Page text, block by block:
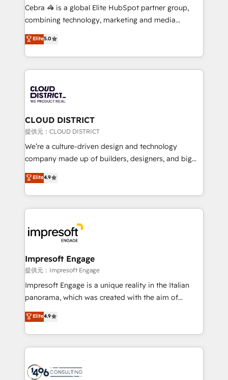
boost with a new HubSpot site Recognized leaders:
🏆 HubSpot Platform Migration Impact Award 🏆
Inbound Campaign of the Year 🏆 Gold AVA Digital
Award for Best Website 🌟 Accreditations: CRM
Cebra 🦓 is a global Elite HubSpot partner group,
combining technology, marketing and media
expertise across Latin America and Southern
Europe, with teams across 7 countries. Born in Chile,
we combine local insight with international reach to
help businesses grow through technology, creativity,
500+ HubSpot implementations, building end-to-
end solutions that integrate CRM, AI automation,
inbound and loop marketing, content, and digital
creativity. Our multicultural team works in Spanish,
Portuguese, and English to design scalable strategies
that drive measurable growth. 🌎 Highlights: • 10+
Platform Migration Excellence. • Top 3 Partner of the
Year LATAM 2022, 2023, 2024, 2025. • Partner of the
business with HubSpot? Let Cebra’s experts help
you grow faster, smarter, and with impact.
Elite5.0
CLOUD DISTRICT
提供元：CLOUD DISTRICT
We’re a culture-driven design and technology
company made up of builders, designers, and big
thinkers. We blend strategy, design, and
development—always fueled by curiosity—to turn
ideas, opportunities, and challenges into meaningful
experiences. To us, technology is more than just
and—most importantly—simple. That’s why we lean
into bold ideas and shape them into thoughtful
products and strategies that actually make a
difference.
Elite4.9
Impresoft Engage
提供元：Impresoft Engage
Impresoft Engage is a unique reality in the Italian
panorama, which was created with the aim of
putting Customer Experience at the center by
creating digital environments capable of integrating
people, processes and data. We offer the best
digital solutions on the market, ranging from CRM
marketing automation to online and offline sales
Elite4.9